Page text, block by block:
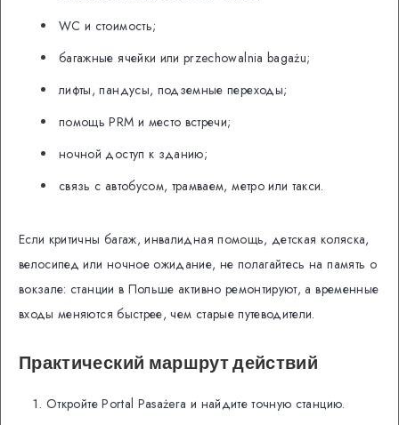
WC и стоимость;
багажные ячейки или przechowalnia bagażu;
лифты, пандусы, подземные переходы;
помощь PRM и место встречи;
ночной доступ к зданию;
связь с автобусом, трамваем, метро или такси.
Если критичны багаж, инвалидная помощь, детская коляска,
велосипед или ночное ожидание, не полагайтесь на память о
вокзале: станции в Польше активно ремонтируют, а временные
входы меняются быстрее, чем старые путеводители.
Практический маршрут действий
Откройте Portal Pasażera и найдите точную станцию.